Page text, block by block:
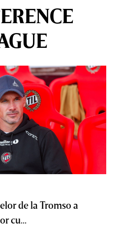
de la Tromso a
cu...